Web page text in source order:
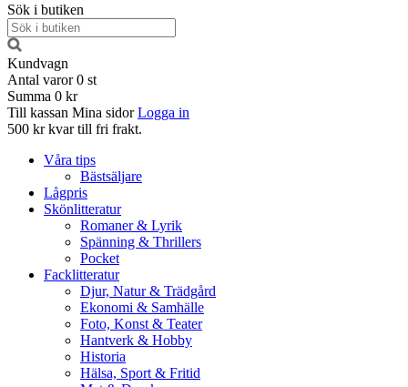
Sök i butiken
Kundvagn
Antal varor 0 st
Summa 0 kr
Till kassan Mina sidor Logga in
500 kr kvar till fri frakt.
Våra tips
Bästsäljare
Lågpris
Skönlitteratur
Romaner & Lyrik
Spänning & Thrillers
Pocket
Facklitteratur
Djur, Natur & Trädgård
Ekonomi & Samhälle
Foto, Konst & Teater
Hantverk & Hobby
Historia
Hälsa, Sport & Fritid